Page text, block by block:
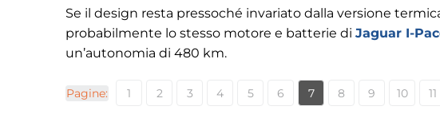
Se il design resta pressoché invariato dalla versione
probabilmente lo stesso motore e batterie di Jaguar I-
un’autonomia di 480 km.
Pagine: 1 2 3 4 5 6 7 8 9 10 11